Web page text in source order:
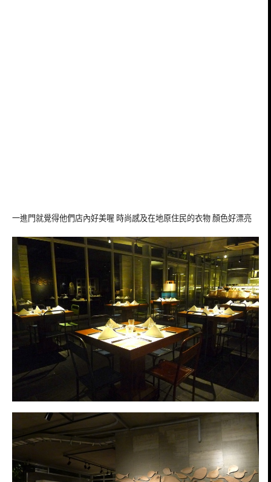
一進門就覺得他們店內好美喔 時尚感及在地原住民的衣物 顏色好漂亮